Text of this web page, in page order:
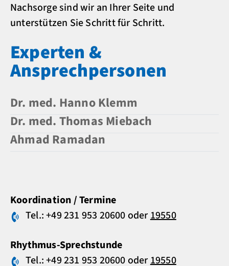
Nachsorge sind wir an Ihrer Seite und
unterstützen Sie Schritt für Schritt.
Experten &
Ansprechpersonen
Dr. med. Hanno Klemm
Dr. med. Thomas Miebach
Ahmad Ramadan
Koordination / Termine
Tel.: +49 231 953 20600oder19550
Rhythmus-Sprechstunde
Tel.: +49 231 953 20600oder19550